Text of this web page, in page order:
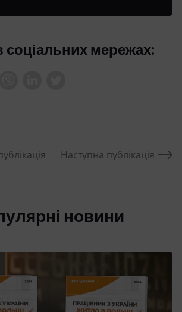
соціальних мережах:
Наступна публікація
новини